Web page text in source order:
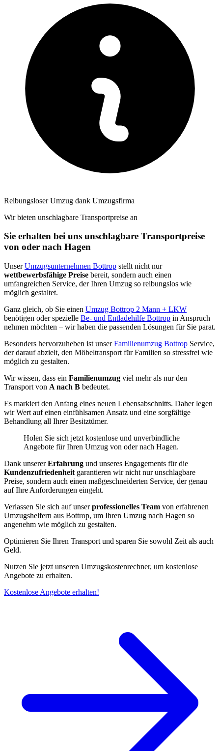
Reibungsloser Umzug dank Umzugsfirma
Wir bieten unschlagbare Transportpreise an
Sie erhalten bei uns unschlagbare Transportpreise
von oder nach Hagen
UnserUmzugsunternehmen Bottrop stellt nicht nur
wettbewerbsfähige Preise bereit, sondern auch einen
umfangreichen Service, der Ihren Umzug so reibungslos wie
möglich gestaltet.
Ganz gleich, ob Sie einen Umzug Bottrop 2 Mann + LKW
benötigen oder spezielle Be- und Entladehilfe Bottrop in Anspruch
nehmen möchten – wir haben die passenden Lösungen für Sie parat.
Besonders hervorzuheben ist unserFamilienumzug Bottrop Service,
der darauf abzielt, den Möbeltransport für Familien so stressfrei wie
möglich zu gestalten.
Wir wissen, dass ein Familienumzug viel mehr als nur den
Transport von A nach B bedeutet.
Es markiert den Anfang eines neuen Lebensabschnitts. Daher legen
wir Wert auf einen einfühlsamen Ansatz und eine sorgfältige
Behandlung all Ihrer Besitztümer.
Holen Sie sich jetzt kostenlose und unverbindliche
Angebote für Ihren Umzug von oder nach Hagen.
Dank unsererErfahrung und unseres Engagements für die
Kundenzufriedenheit garantieren wir nicht nur unschlagbare
Preise, sondern auch einen maßgeschneiderten Service, der genau
auf Ihre Anforderungen eingeht.
Verlassen Sie sich auf unserprofessionelles Team von erfahrenen
Umzugshelfern aus Bottrop, um Ihren Umzug nach Hagen so
angenehm wie möglich zu gestalten.
Optimieren Sie Ihren Transport und sparen Sie sowohl Zeit als auch
Geld.
Nutzen Sie jetzt unseren Umzugskostenrechner, um kostenlose
Angebote zu erhalten.
Kostenlose Angebote erhalten!